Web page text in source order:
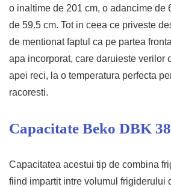
o inaltime de 201 cm, o adancime de
de 59.5 cm. Tot in ceea ce priveste
de mentionat faptul ca pe partea
apa incorporat, care daruieste verilor
apei reci, la o temperatura perfecta
racoresti.
Capacitate Beko DBK
Capacitatea acestui tip de combina
fiind impartit intre volumul frigiderului